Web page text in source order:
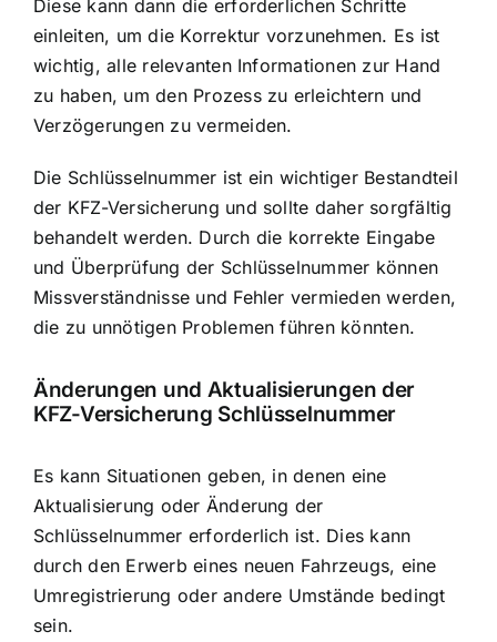
Diese kann dann die erforderlichen Schritte
einleiten, um die Korrektur vorzunehmen. Es ist
wichtig, alle relevanten Informationen zur Hand
zu haben, um den Prozess zu erleichtern und
Verzögerungen zu vermeiden.
Die Schlüsselnummer ist ein wichtiger Bestandteil
der KFZ-Versicherung und sollte daher sorgfältig
behandelt werden. Durch die korrekte Eingabe
und Überprüfung der Schlüsselnummer können
Missverständnisse und Fehler vermieden werden,
die zu unnötigen Problemen führen könnten.
Änderungen und Aktualisierungen der
KFZ-Versicherung Schlüsselnummer
Es kann Situationen geben, in denen eine
Aktualisierung oder Änderung der
Schlüsselnummer erforderlich ist. Dies kann
durch den Erwerb eines neuen Fahrzeugs, eine
Umregistrierung oder andere Umstände bedingt
sein.